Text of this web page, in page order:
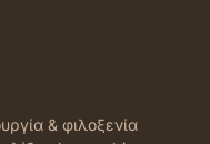
& φιλοξενία